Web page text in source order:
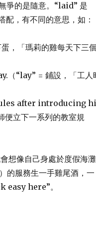
爭的是隨意。“laid” 是
，有不同的意思，如：
，「瑪莉的雞每天下三
“lay” = 鋪設，「工人
after introducing
便立下一系列的教室規
想像自己身處於度假海灘
的服務生一手雞尾酒，一
easy here”。